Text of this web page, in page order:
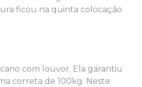
ficou na quinta colocação
com louvor. Ela garantiu
correta de 100kg. Neste